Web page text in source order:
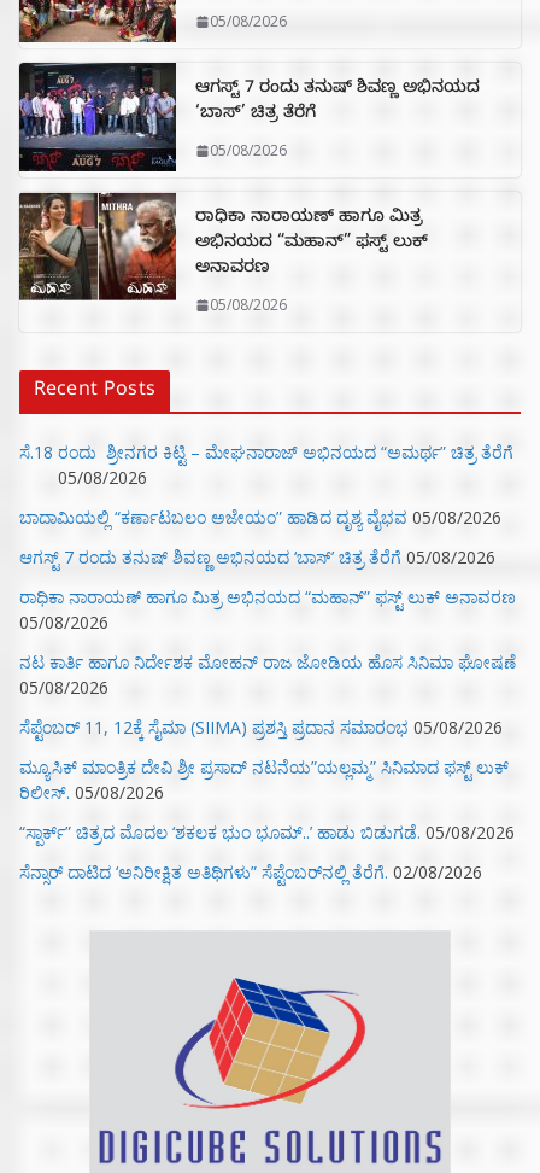
05/08/2026
ಆಗಸ್ಟ್ 7 ರಂದು ತನುಷ್ ಶಿವಣ್ಣ ಅಭಿನಯದ
‘ಬಾಸ್’ ಚಿತ್ರ ತೆರೆಗೆ
05/08/2026
ರಾಧಿಕಾ ನಾರಾಯಣ್ ಹಾಗೂ ಮಿತ್ರ
ಅಭಿನಯದ “ಮಹಾನ್” ಫಸ್ಟ್ ಲುಕ್
ಅನಾವರಣ
05/08/2026
Recent Posts
ಸೆ.18 ರಂದು ಶ್ರೀನಗರ ಕಿಟ್ಟಿ – ಮೇಘನಾರಾಜ್ ಅಭಿನಯದ “ಅಮರ್ಥ” ಚಿತ್ರ ತೆರೆಗೆ
05/08/2026
ಬಾದಾಮಿಯಲ್ಲಿ “ಕರ್ಣಾಟಬಲಂ ಅಜೇಯಂ” ಹಾಡಿದ ದೃಶ್ಯ ವೈಭವ 05/08/2026
ಆಗಸ್ಟ್ 7 ರಂದು ತನುಷ್ ಶಿವಣ್ಣ ಅಭಿನಯದ ‘ಬಾಸ್’ ಚಿತ್ರ ತೆರೆಗೆ 05/08/2026
ರಾಧಿಕಾ ನಾರಾಯಣ್ ಹಾಗೂ ಮಿತ್ರ ಅಭಿನಯದ “ಮಹಾನ್” ಫಸ್ಟ್ ಲುಕ್ ಅನಾವರಣ
05/08/2026
ನಟ ಕಾರ್ತಿ ಹಾಗೂ ನಿರ್ದೇಶಕ ಮೋಹನ್ ರಾಜ ಜೋಡಿಯ ಹೊಸ ಸಿನಿಮಾ ಘೋಷಣೆ
05/08/2026
ಸೆಪ್ಟೆಂಬರ್ 11, 12ಕ್ಕೆ ಸೈಮಾ (SIIMA) ಪ್ರಶಸ್ತಿ ಪ್ರದಾನ ಸಮಾರಂಭ 05/08/2026
ಮ್ಯೂಸಿಕ್‌ ಮಾಂತ್ರಿಕ ದೇವಿ ಶ್ರೀ ಪ್ರಸಾದ್ ನಟನೆಯ”ಯಲ್ಲಮ್ಮ” ಸಿನಿಮಾದ ಫಸ್ಟ್‌ ಲುಕ್‌
ರಿಲೀಸ್. 05/08/2026
“ಸ್ಪಾರ್ಕ್” ಚಿತ್ರದ ಮೊದಲ‌ ‘ಶಕಲಕ ಭುಂ‌ ಭೂಮ್..’ ಹಾಡು ಬಿಡುಗಡೆ. 05/08/2026
ಸೆನ್ಸಾರ್ ದಾಟಿದ ‘ಅನಿರೀಕ್ಷಿತ ಅತಿಥಿಗಳು” ಸೆಪ್ಟೆಂಬರ್‌ನಲ್ಲಿ ತೆರೆಗೆ. 02/08/2026